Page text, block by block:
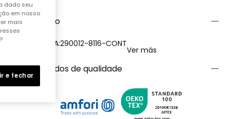
Descrição
REFERÊNCIA:290012-8116-CONT
Ver más
Certificados de qualidade
dado seu
em nosso
mais
e fechar